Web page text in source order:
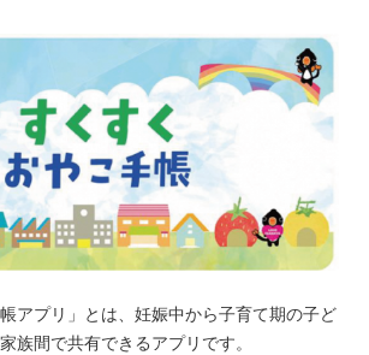
帳アプリ」とは、妊娠中から子育て期の子ど
族間で共有できるアプリです。